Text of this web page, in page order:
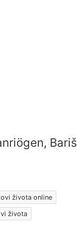
Bariš
života online
života